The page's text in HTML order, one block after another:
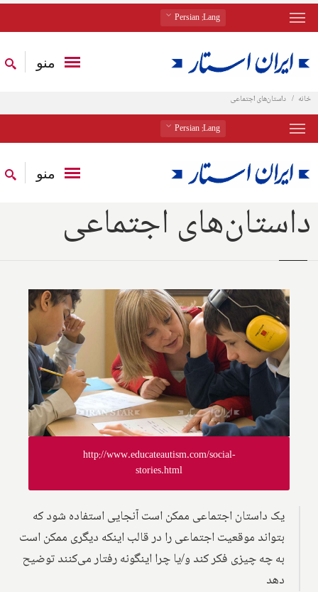
Lang
: Persian
منو
خانه داستان‌های اجتماعی
Lang
: Persian
منو
داستان‌های اجتماعی
http://www.educateautism.com/social-
stories.html
یک داستان اجتماعی ممکن است آنجایی استفاده شود که
بتواند موقعیت اجتماعی را در قالب اینکه دیگری ممکن است
به چه چیزی فکر کند و/یا چرا اینگونه رفتار می‌کنند توضیح
دهد